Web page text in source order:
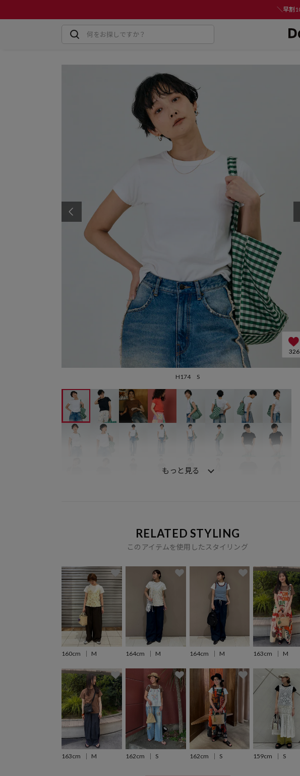
＼早割
H174 S
326
もっと見る
RELATED STYLING
このアイテムを使用したスタイリング
160cm M 164cm M 164cm M 163cm M
163cm M 162cm S 162cm S 159cm S